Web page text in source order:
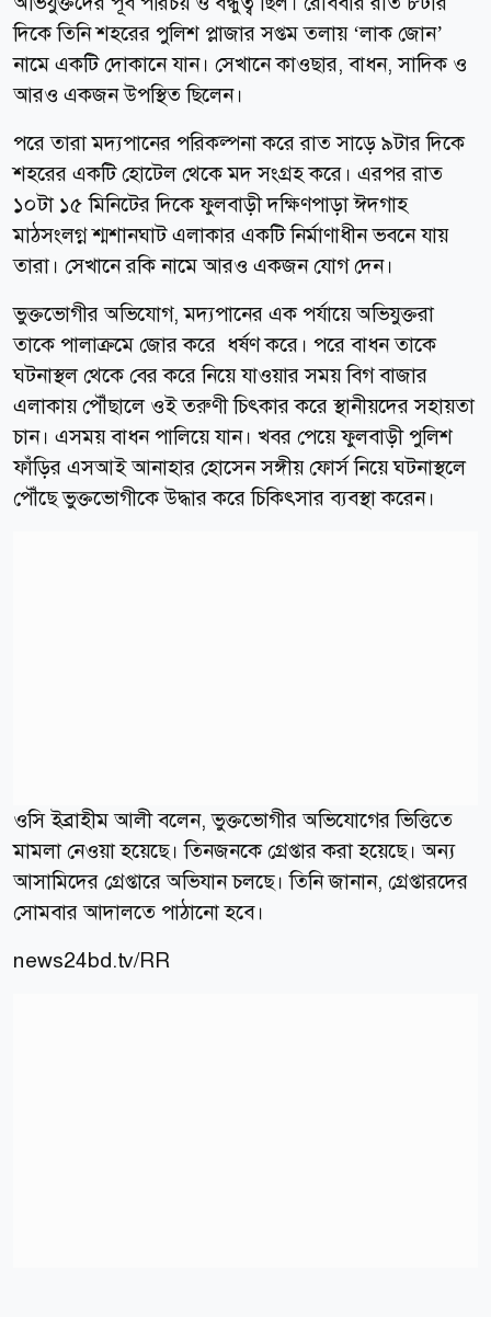
দিকে তিনি শহরের পুলিশ প্লাজার সপ্তম তলায় ‘লাক জোন’
নামে একটি দোকানে যান। সেখানে কাওছার, বাধন, সাদিক ও
আরও একজন উপস্থিত ছিলেন।
পরে তারা মদ্যপানের পরিকল্পনা করে রাত সাড়ে ৯টার দিকে
শহরের একটি হোটেল থেকে মদ সংগ্রহ করে। এরপর রাত
১০টা ১৫ মিনিটের দিকে ফুলবাড়ী দক্ষিণপাড়া ঈদগাহ
মাঠসংলগ্ন শ্মশানঘাট এলাকার একটি নির্মাণাধীন ভবনে যায়
তারা। সেখানে রকি নামে আরও একজন যোগ দেন।
ভুক্তভোগীর অভিযোগ, মদ্যপানের এক পর্যায়ে অভিযুক্তরা
তাকে পালাক্রমে জোর করে ধর্ষণ করে। পরে বাধন তাকে
ঘটনাস্থল থেকে বের করে নিয়ে যাওয়ার সময় বিগ বাজার
এলাকায় পৌঁছালে ওই তরুণী চিৎকার করে স্থানীয়দের সহায়তা
চান। এসময় বাধন পালিয়ে যান। খবর পেয়ে ফুলবাড়ী পুলিশ
ফাঁড়ির এসআই আনাহার হোসেন সঙ্গীয় ফোর্স নিয়ে ঘটনাস্থলে
পৌঁছে ভুক্তভোগীকে উদ্ধার করে চিকিৎসার ব্যবস্থা করেন।
ওসি ইব্রাহীম আলী বলেন, ভুক্তভোগীর অভিযোগের ভিত্তিতে
মামলা নেওয়া হয়েছে। তিনজনকে গ্রেপ্তার করা হয়েছে। অন্য
আসামিদের গ্রেপ্তারে অভিযান চলছে। তিনি জানান, গ্রেপ্তারদের
সোমবার আদালতে পাঠানো হবে।
news24bd.tv/RR